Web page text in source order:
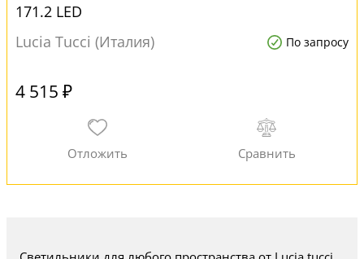
171.2 LED
Lucia Tucci (Италия)
По запросу
4 515 ₽